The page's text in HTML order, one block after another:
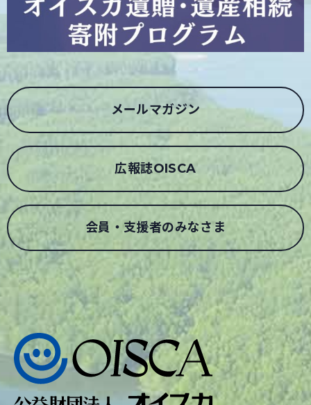
メールマガジン
広報誌OISCA
会員・支援者のみなさま